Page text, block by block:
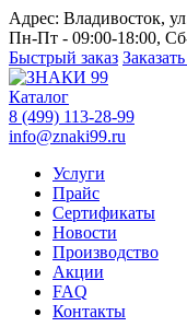
Адрес: Владивосток,
Пн-Пт - 09:00-18:00,
Быстрый заказ
Каталог
8 (499) 113-28-99
info@znaki99.ru
Услуги
Прайс
Сертификаты
Новости
Производство
Акции
FAQ
Контакты